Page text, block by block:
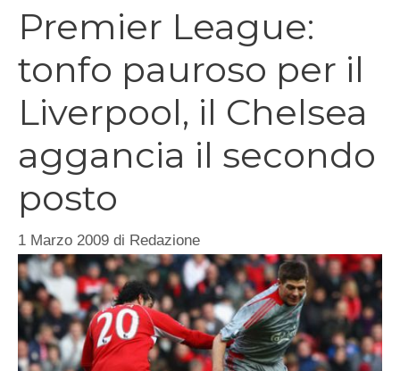
Premier League:
tonfo pauroso per il
Liverpool, il Chelsea
aggancia il secondo
posto
1 Marzo 2009 di Redazione